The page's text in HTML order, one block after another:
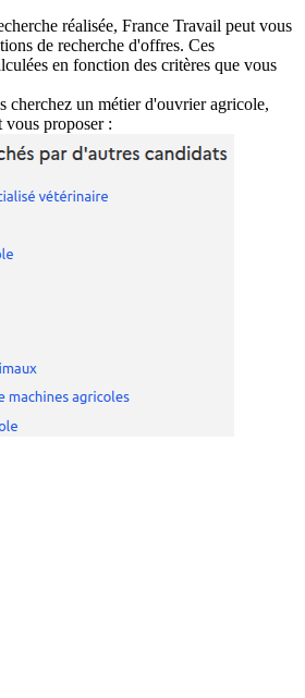
réalisée, France Travail peut vous
de recherche d'offres. Ces
en fonction des critères que vous
cherchez un métier d'ouvrier agricole,
vous proposer :